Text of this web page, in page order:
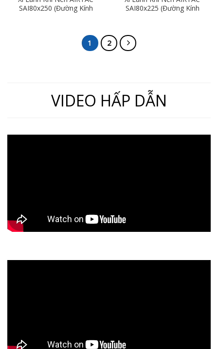
SAI80x250 (Đường Kính
SAI80x225 (Đường Kính
1 2
VIDEO HẤP DẪN